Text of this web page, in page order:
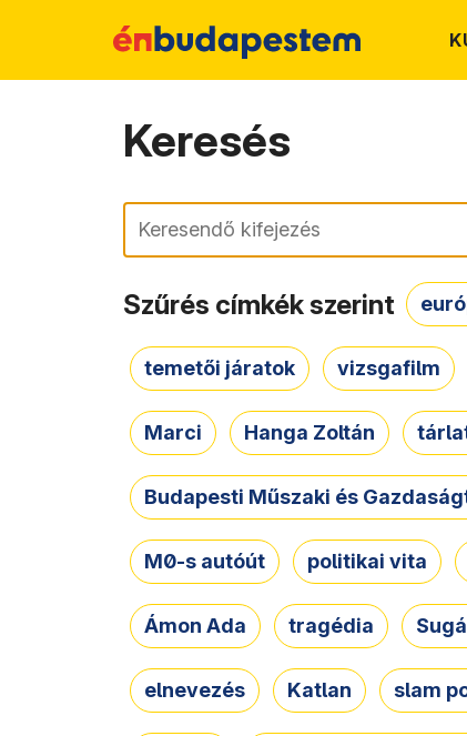
Keresés
Keresés
Szűrés címkék szerint
temetői járatok vizsgafilm
Marci Hanga Zoltán
Budapesti Műszaki és
M0-s autóút politikai vita
Ámon Ada tragédia
elnevezés Katlan slam